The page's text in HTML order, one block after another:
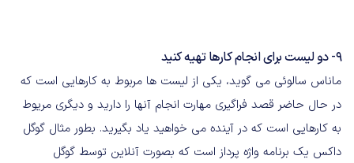
9- دو لیست برای انجام کارها تهیه کنید
ماناس سالوئی می گوید، یکی از لیست ها مربوط به کارهایی است که
در حال حاضر قصد فراگیری مهارت انجام آنها را دارید و دیگری مریوط
به کارهایی است که در آینده می خواهید یاد بگیرید. بطور مثال گوگل
داکس یک برنامه واژه پرداز است که بصورت آنلاین توسط گوگل